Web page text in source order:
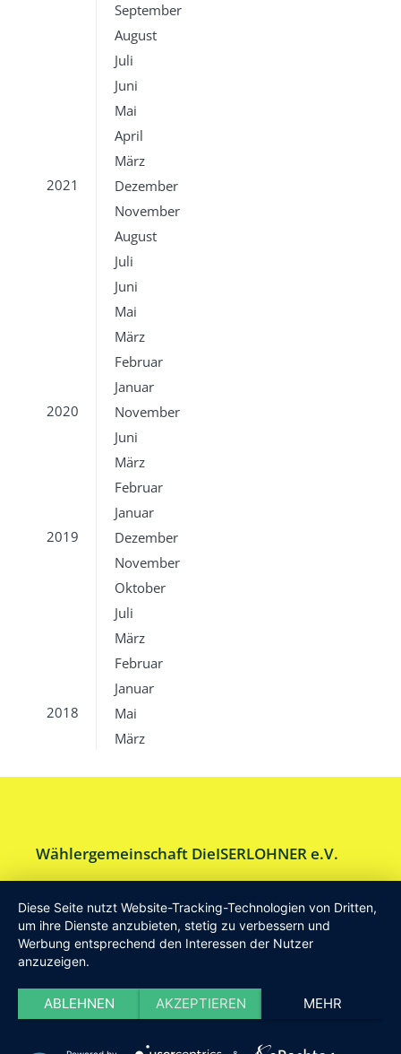
September
August
Juli
Juni
Mai
April
März
2021
Dezember
November
August
Juli
Juni
Mai
März
Februar
Januar
2020
November
Juni
März
Februar
Januar
2019
Dezember
November
Oktober
Juli
März
Februar
Januar
2018
Mai
März
Wählergemeinschaft DieISERLOHNER e.V.
Am Drillenbusch 11 - 58638 Iserlohn
Tel:Geschäftsstelle 02371-9748599
E-Mail:info [at] DieISERLOHNER.de
Website:
Haftung
Datenschutz Satzung Impressum
Diese Seite nutzt Website-Tracking-Technologien von Dritten,
um ihre Dienste anzubieten, stetig zu verbessern und
Werbung entsprechend den Interessen der Nutzer
anzuzeigen.
ABLEHNEN AKZEPTIEREN MEHR